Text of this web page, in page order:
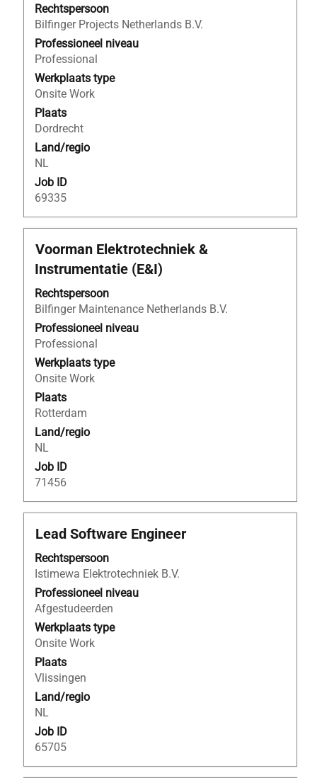
Rechtspersoon
Bilfinger Projects Netherlands B.V.
Professioneel niveau
Professional
Werkplaats type
Onsite Work
Plaats
Dordrecht
Land/regio
NL
Job ID
69335
spatiebalk
om
de
volledige
inhoud
van
de
functiegegevens
weer
te
geven.
Titel
Voorman Elektrotechniek &
Instrumentatie (E&I)
Rechtspersoon
Bilfinger Maintenance Netherlands B.V.
Professioneel niveau
Professional
Werkplaats type
Onsite Work
Plaats
Rotterdam
Land/regio
NL
Job ID
71456
Selecteer
deze
spatiebalk
om
de
volledige
inhoud
van
de
functiegegevens
weer
te
geven.
Titel
Lead Software Engineer
Rechtspersoon
Istimewa Elektrotechniek B.V.
Professioneel niveau
Afgestudeerden
Werkplaats type
Onsite Work
Plaats
Vlissingen
Land/regio
NL
Job ID
65705
Selecteer
spatiebalk
om
de
volledige
inhoud
van
de
functiegegevens
weer
te
geven.